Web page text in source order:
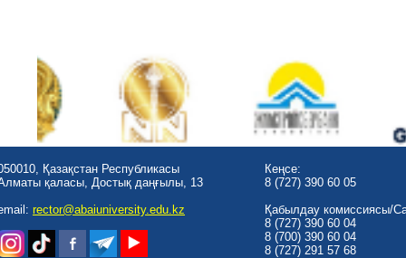
Қазақстан Республикасы
қаласы, Достық даңғылы, 13
rector@abaiuniversity.edu.kz
Кеңсе:
8 (727) 390 60 05
Қабылдау комиссиясы/
8 (727) 390 60 04
8 (700) 390 60 04
8 (727) 291 57 68